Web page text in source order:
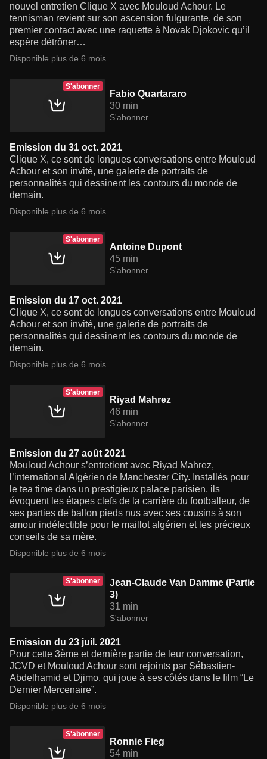
nouvel entretien Clique X avec Mouloud Achour. Le
tennisman revient sur son ascension fulgurante, de son
premier contact avec une raquette à Novak Djokovic qu’il
espère détrôner…
Disponible plus de 6 mois
S'abonner
Fabio Quartararo
30 min
S'abonner
Emission du 31 oct. 2021
Clique X, ce sont de longues conversations entre Mouloud
Achour et son invité, une galerie de portraits de
personnalités qui dessinent les contours du monde de
demain.
Disponible plus de 6 mois
S'abonner
Antoine Dupont
45 min
S'abonner
Emission du 17 oct. 2021
Clique X, ce sont de longues conversations entre Mouloud
Achour et son invité, une galerie de portraits de
personnalités qui dessinent les contours du monde de
demain.
Disponible plus de 6 mois
S'abonner
Riyad Mahrez
46 min
S'abonner
Emission du 27 août 2021
Mouloud Achour s’entretient avec Riyad Mahrez,
l’international Algérien de Manchester City. Installés pour
le tea time dans un prestigieux palace parisien, ils
évoquent les étapes clefs de la carrière du footballeur, de
ses parties de ballon pieds nus avec ses cousins à son
amour indéfectible pour le maillot algérien et les précieux
conseils de sa mère.
Disponible plus de 6 mois
S'abonner
Jean-Claude Van Damme (Partie
3)
31 min
S'abonner
Emission du 23 juil. 2021
Pour cette 3ème et dernière partie de leur conversation,
JCVD et Mouloud Achour sont rejoints par Sébastien-
Abdelhamid et Djimo, qui joue à ses côtés dans le film “Le
Dernier Mercenaire”.
Disponible plus de 6 mois
S'abonner
Ronnie Fieg
54 min